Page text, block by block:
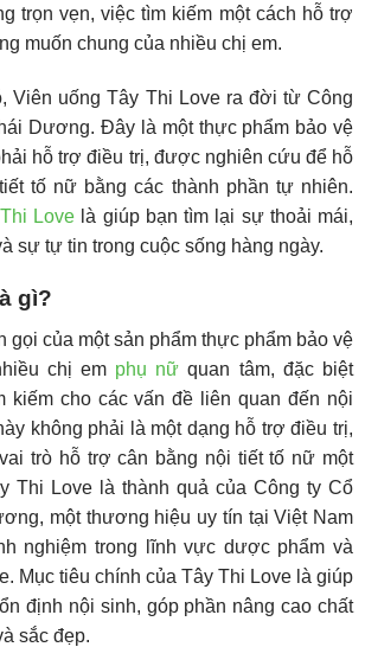
trọn vẹn, việc tìm kiếm mộtcách hỗ trợ
muốn chung của nhiều chị em.
Viên uống Tây Thi Love ra đời từ Công
Dương. Đây là một thực phẩm bảo vệ
hỗ trợ điều trị, được nghiên cứu để hỗ
tố nữ bằng các thành phần tự nhiên.
Love là giúp bạn tìm lại sự thoải mái,
sự tự tin trong cuộc sống hàng ngày.
gì?
gọi của một sản phẩm thực phẩm bảo vệ
chị em phụ nữ quan tâm, đặc biệt
kiếm cho các vấn đề liên quan đến nội
không phải là một dạng hỗ trợ điều trị,
trò hỗ trợ cân bằng nội tiết tố nữ một
Thi Love là thành quả của Công ty Cổ
một thương hiệu uy tín tại Việt Nam
nghiệm trong lĩnh vực dược phẩm và
Mục tiêu chính của Tây Thi Love là giúp
định nội sinh, góp phần nâng cao chất
sắc đẹp.